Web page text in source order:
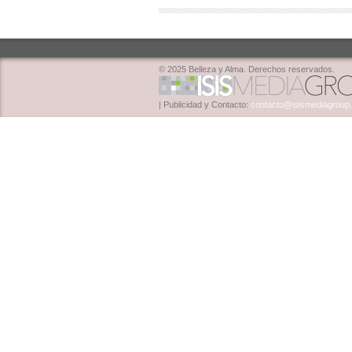
© 2025 Belleza y Alma. Derechos reservados.
| Publicidad y Contacto: